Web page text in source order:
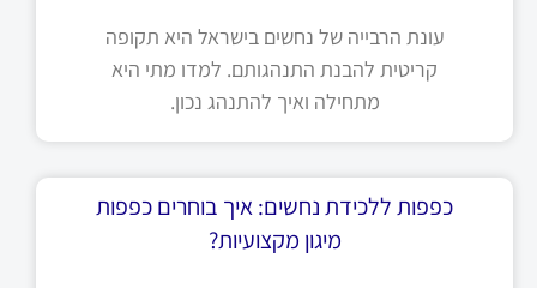
עונת הרבייה של נחשים בישראל היא תקופה
קריטית להבנת התנהגותם. למדו מתי היא
מתחילה ואיך להתנהג נכון.
כפפות ללכידת נחשים: איך בוחרים כפפות
מיגון מקצועיות?